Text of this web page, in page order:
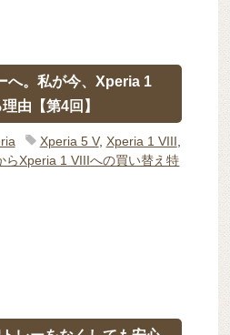
へ。私が今、Xperia 1
由【第4回】
Xperia 5 V, Xperia 1 VIII,
らXperia 1 VIIIへの買い替え特